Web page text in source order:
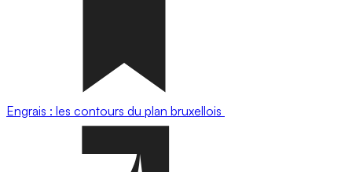
Engrais : les contours du plan bruxellois